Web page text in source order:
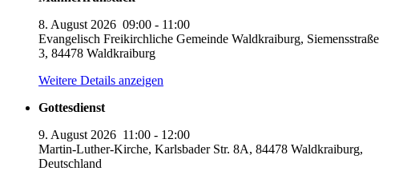
8. August 2026 09:00 - 11:00
Evangelisch Freikirchliche Gemeinde Waldkraiburg, Siemensstraße
3, 84478 Waldkraiburg
Weitere Details anzeigen
Gottesdienst
9. August 2026 11:00 - 12:00
Martin-Luther-Kirche, Karlsbader Str. 8A, 84478 Waldkraiburg,
Deutschland